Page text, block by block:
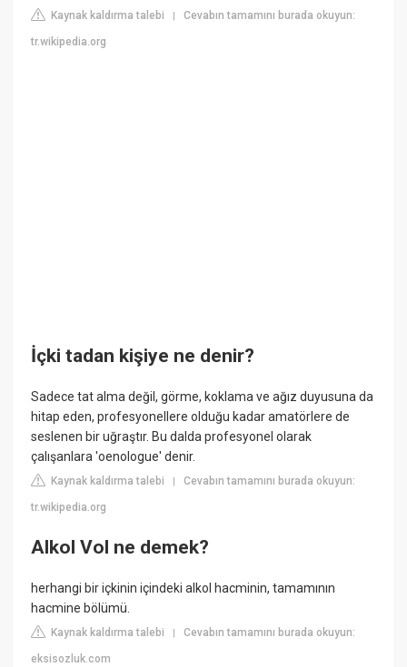
Kaynak kaldırma talebi |Cevabın tamamını burada okuyun:
tr.wikipedia.org
İçki tadan kişiye ne denir?
Sadece tat alma değil, görme, koklama ve ağız duyusuna da
hitap eden, profesyonellere olduğu kadar amatörlere de
seslenen bir uğraştır. Bu dalda profesyonel olarak
çalışanlara 'oenologue' denir.
Kaynak kaldırma talebi |Cevabın tamamını burada okuyun:
tr.wikipedia.org
Alkol Vol ne demek?
herhangi bir içkinin içindeki alkol hacminin, tamamının
hacmine bölümü.
Kaynak kaldırma talebi |Cevabın tamamını burada okuyun:
eksisozluk.com